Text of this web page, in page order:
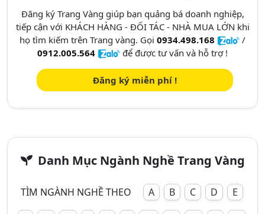
Đăng ký Trang Vàng giúp bạn quảng bá doanh nghiệp,
tiếp cận với KHÁCH HÀNG - ĐỐI TÁC - NHÀ MUA LỚN khi
họ tìm kiếm trên Trang vàng. Gọi 0934.498.168
/
0912.005.564
để được tư vấn và hỗ trợ !
Đăng ký miễn phí !
Danh Mục Ngành Nghề Trang Vàng
TÌM NGÀNH NGHỀ THEO A B C D
E